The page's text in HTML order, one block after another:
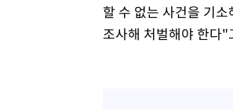
할 수 없는 사건을 기
조사해 처벌해야 한다"